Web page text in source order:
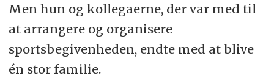
Men hun og kollegaerne, der var med til
at arrangere og organisere
sportsbegivenheden, endte med at blive
én stor familie.